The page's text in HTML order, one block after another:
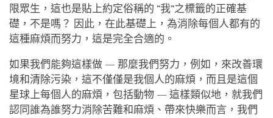
限眾生，這也是貼上約定俗稱的 “我”之標籤的正確基
礎，不是嗎？ 因此，在此基礎上，為消除每個人都有的
這種麻煩而努力，這是完全合適的。
如果我們能夠這樣做 — 那麼我們努力，例如，來改善環
境和清除污染，這不僅僅是我個人的麻煩，而且是這個
星球上每個人的麻煩，包括動物 — 這樣類似地，就我們
認同誰為誰努力消除苦難和麻煩、帶來快樂而言，我們